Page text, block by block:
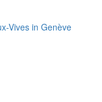
Vives in Genève